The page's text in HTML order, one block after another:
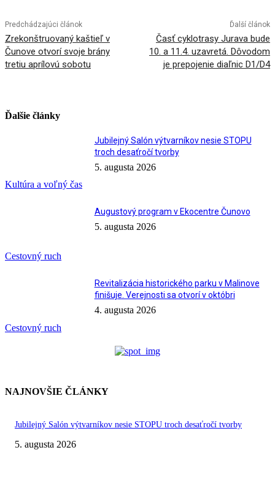
Predchádzajúci článok
Zrekonštruovaný kaštieľ v
Čunove otvorí svoje brány
tretiu aprílovú sobotu
Ďalší článok
Časť cyklotrasy Jurava bude
10. a 11.4. uzavretá. Dôvodom
je prepojenie diaľnic D1/D4
Ďalšie články
Kultúra a voľný čas
Jubilejný Salón výtvarníkov nesie STOPU
troch desaťročí tvorby
5. augusta 2026
Cestovný ruch
Augustový program v Ekocentre Čunovo
5. augusta 2026
Cestovný ruch
Revitalizácia historického parku v Malinove
finišuje. Verejnosti sa otvorí v októbri
4. augusta 2026
NAJNOVŠIE ČLÁNKY
Jubilejný Salón výtvarníkov nesie STOPU troch desaťročí tvorby
5. augusta 2026